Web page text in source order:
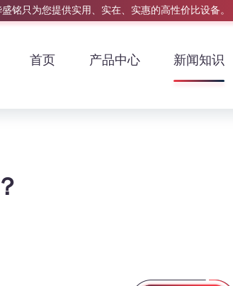
铭只为您提供实用、实在、实惠的高性价比设备。
首页 产品中心 新闻知识